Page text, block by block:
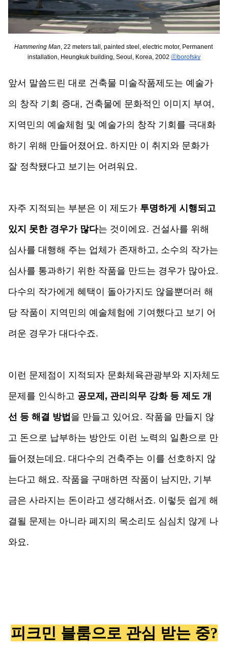
Hammering Man, 22 meters tall, painted steel, electric motor, Permanent
installation, Heungkuk building, Seoul, Korea, 2002 ⓒborofsky
앞서 말씀드린 대로 건축물 미술작품제도는 예술가
의 창작 기회 증대, 건축물에 문화적인 이미지 부여,
지역민의 예술체험 및 예술가의 창작 기회를 극대화
하기 위해 만들어졌어요. 하지만 이 취지와 문화가
잘 정착됐다고 보기는 어려워요.
자주 지적되는 부분은 이 제도가 투명하게 시행되고
있지 못한 경우가 많다는 것이에요. 건설사를 위해
심사를 대행해 주는 업체가 존재하고, 소수의 작가는
심사를 통과하기 위한 작품을 만드는 경우가 많아요.
다수의 작가에게 혜택이 돌아가지도 않을뿐더러 해
당 작품이 지역민의 예술체험에 기여했다고 보기 어
려운 경우가 대다수죠.
이런 문제점이 지적되자 문화체육관광부와 지자체도
문제를 인식하고 공모제, 관리의무 강화 등 제도 개
선 등 해결 방법 을 만들고 있어요. 작품을 만들지 않
고 돈으로 납부하는 방안도 이런 노력의 일환으로 만
들어졌는데요. 대다수의 건축주는 이를 선호하지 않
는다고 해요. 작품을 구매하면 작품이 남지만, 기부
금은 사라지는 돈이라고 생각해서죠. 이렇듯 쉽게 해
결될 문제는 아니라 폐지의 목소리도 심심치 않게 나
와요.
피크민 블룸으로 관심 받는 중?